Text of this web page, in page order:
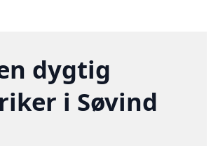
dygtig
i Søvind